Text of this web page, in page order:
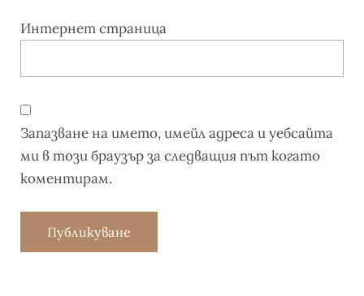
Интернет страница
Запазване на името, имейл адреса и уебсайта
ми в този браузър за следващия път когато
коментирам.